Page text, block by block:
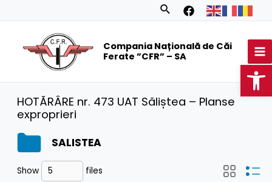
Search
Compania Națională de Căi
Ferate ”CFR” – SA
HOTĂRÂRE nr. 473 UAT Săliștea – Planse
exproprieri
SALISTEA
Show files